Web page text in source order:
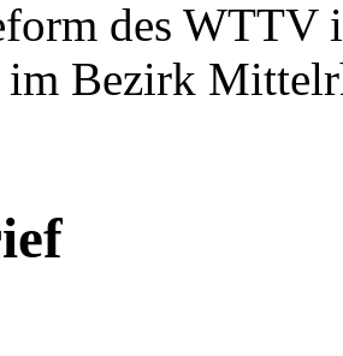
des WTTV
Bezirk